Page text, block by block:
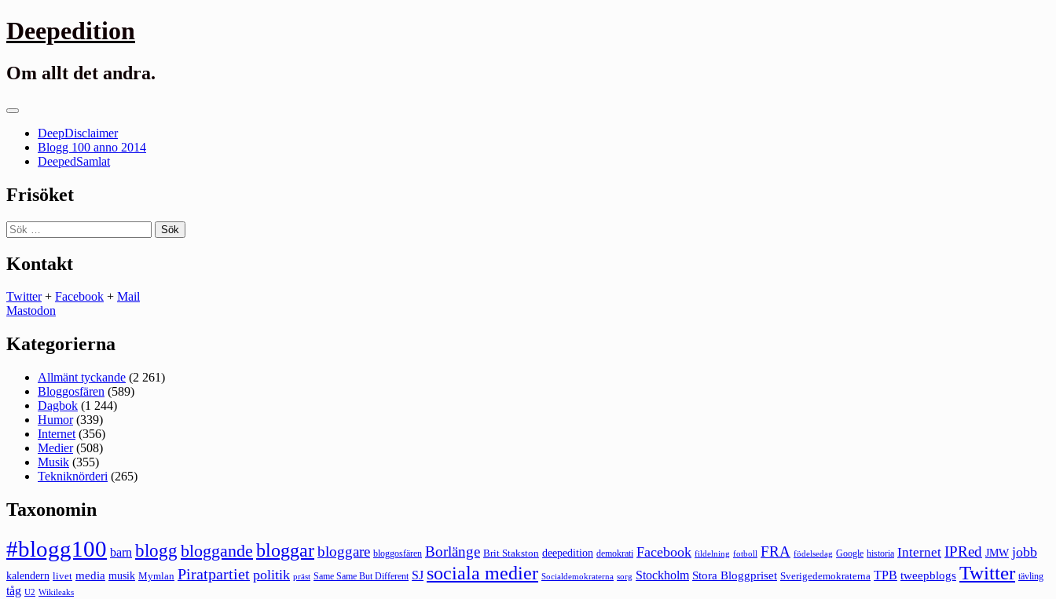
Gå
till
Deepedition
Om allt det andra.
Primär
DeepDisclaimer
Blogg 100 anno 2014
DeepedSamlat
Frisöket
Sök
efter:
Kontakt
Twitter+ Facebook + Mail
Mastodon
Kategorierna
Allmänt tyckande (2 261)
Bloggosfären (589)
Dagbok (1 244)
Humor(339)
Internet (356)
Medier(508)
Musik (355)
Tekniknörderi (265)
Taxonomin
#blogg100 barn blogg bloggande bloggarbloggare bloggosfären Borlänge Brit Stakston deepedition demokrati Facebook fildelning fotboll FRA födelsedag Google historia Internet IPRed JMW jobb
kalendern livet media musik Mymlan Piratpartiet politik präst Same Same But Different SJ sociala medier Socialdemokraterna sorg Stockholm Stora Bloggpriset Sverigedemokraterna TPB tweepblogs Twitter tävling
tåg U2 Wikileaks